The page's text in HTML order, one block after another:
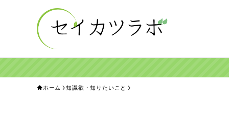
ホーム 知識欲・知りたいこと